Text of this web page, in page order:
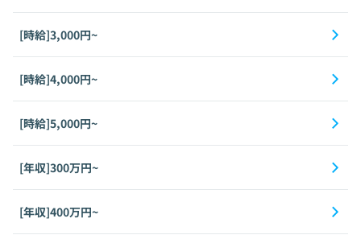
[時給]3,000円~
[時給]4,000円~
[時給]5,000円~
[年収]300万円~
[年収]400万円~